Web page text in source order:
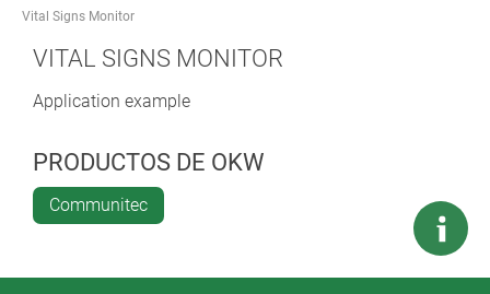
Vital Signs Monitor
VITAL SIGNS MONITOR
Application example
PRODUCTOS DE OKW
Communitec